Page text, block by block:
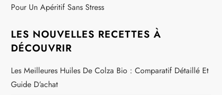
Pour Un Apéritif Sans Stress
LES NOUVELLES RECETTES À
DÉCOUVRIR
Les Meilleures Huiles De Colza Bio : Comparatif Détaillé Et
Guide D’achat